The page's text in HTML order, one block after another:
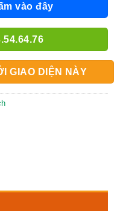
vào đây
GIAO DIỆN NÀY